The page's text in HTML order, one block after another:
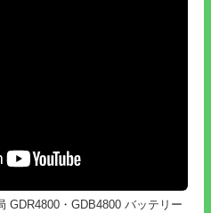
GDR4800・GDB4800 バッテリー